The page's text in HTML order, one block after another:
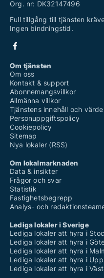
Org. nr: DK32147496
Full tillgång till tjänsten
Ingen bindningstid.
Om tjänsten
Om oss
Kontakt & support
Abonnemangsvillkor
Allmänna villkor
Tjänstens innehåll och värde
Personuppgiftspolicy
Cookiepolicy
Sitemap
Nya lokaler (RSS)
Om lokalmarknaden
Data & insikter
Frågor och svar
Statistik
Fastighetsbegrepp
Analys- och
Lediga lokaler i Sverige
Lediga lokaler att hyra i
Lediga lokaler att hyra i
Lediga lokaler att hyra i
Lediga lokaler att hyra i
Lediga lokaler att hyra i